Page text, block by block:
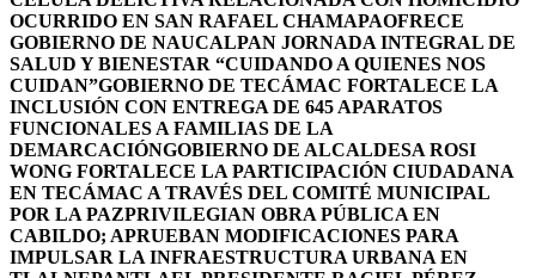
OCURRIDO EN SAN RAFAEL CHAMAPAOFRECE
GOBIERNO DE NAUCALPAN JORNADA INTEGRAL DE
SALUD Y BIENESTAR “CUIDANDO A QUIENES NOS
CUIDAN”GOBIERNO DE TECÁMAC FORTALECE LA
INCLUSIÓN CON ENTREGA DE 645 APARATOS
FUNCIONALES A FAMILIAS DE LA
DEMARCACIÓNGOBIERNO DE ALCALDESA ROSI
WONG FORTALECE LA PARTICIPACIÓN CIUDADANA
EN TECÁMAC A TRAVÉS DEL COMITÉ MUNICIPAL
POR LA PAZPRIVILEGIAN OBRA PÚBLICA EN
CABILDO; APRUEBAN MODIFICACIONES PARA
IMPULSAR LA INFRAESTRUCTURA URBANA EN